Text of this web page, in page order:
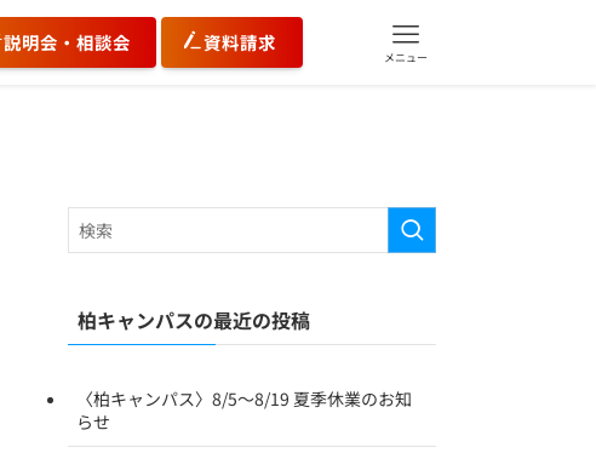
説明会・相談会 資料請求
メニュー
柏キャンパスの最近の投稿
〈柏キャンパス〉8/5〜8/19 夏季休業のお知
らせ